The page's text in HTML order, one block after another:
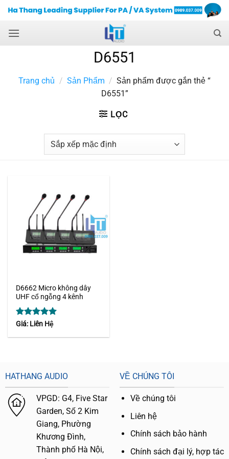
Skip
content
D6551
Trang chủ / Sản Phẩm / Sản phẩm được gắn thẻ “
D6551”
LỌC
D6662 Micro không dây
UHF cổ ngỗng 4 kênh
Được xếp
sao
Giá: Liên Hệ
HATHANG AUDIO
VPGD: G4, Five Star
Garden, Số 2 Kim
Giang, Phường
Khương Đình,
Thành phố Hà Nội,
VỀ CHÚNG TÔI
Về chúng tôi
Liên hệ
Chính sách bảo hành
Chính sách đại lý, hợp tác